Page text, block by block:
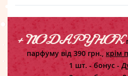
+ ПОДАРУНОК
парфуму від 390 грн., крім
1 шт. - бонус -